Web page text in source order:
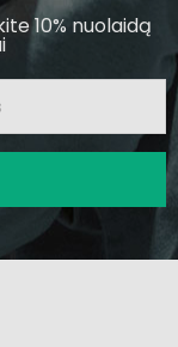
10% nuolaidą